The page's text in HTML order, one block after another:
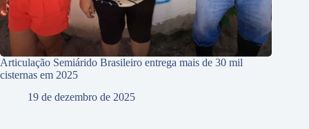
Articulação Semiárido Brasileiro entrega mais de 30 mil
cisternas em 2025
19 de dezembro de 2025